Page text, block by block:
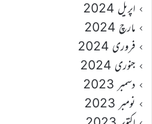
اپریل 2024
مارچ 2024
فروری 2024
جنوری 2024
دسمبر 2023
نومبر 2023